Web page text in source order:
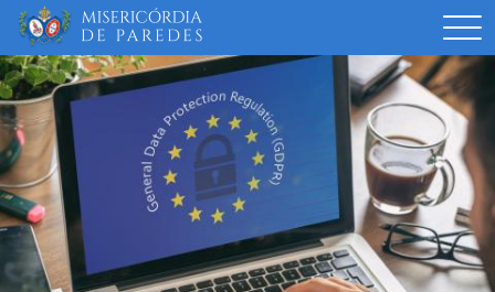
Passar
para
o
conteúdo
principal